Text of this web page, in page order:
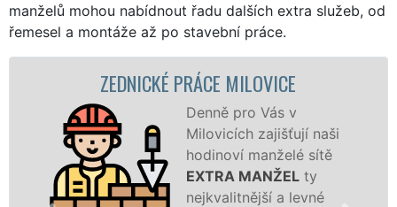
manželů mohou nabídnout řadu dalších extra služeb, od
řemesel a montáže až po stavební práce.
ZEDNICKÉ PRÁCE MILOVICE
Denně pro Vás v
Milovicích zajišťují naši
hodinoví manželé sítě
EXTRA MANŽELty
nejkvalitnější a levné